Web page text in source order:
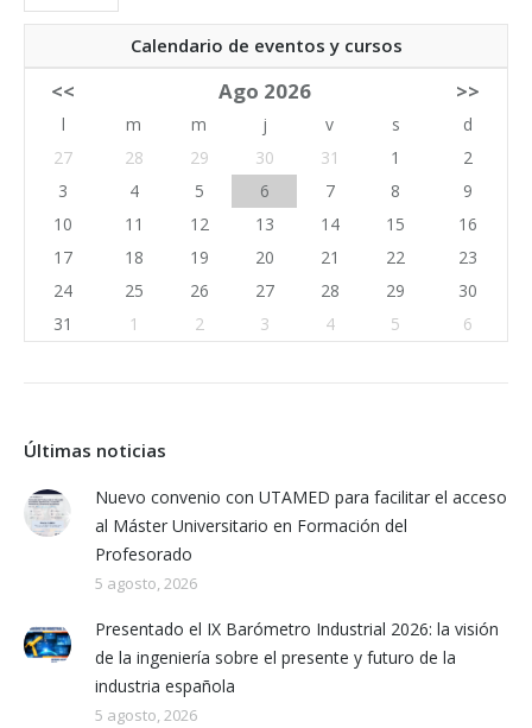
Calendario de eventos y cursos
<< Ago 2026 >>
l m m j v s
d
27
28 29 30 31 1
2
3
4 5 6 7 8
9
10
11 12 13 14 15
16
17
18 19 20 21 22
23
24
25 26 27 28 29
30
31
1 2 3 4 5 6
Últimas noticias
Nuevo convenio con UTAMED para facilitar el acceso
al Máster Universitario en Formación del
Profesorado
5 agosto, 2026
Presentado el IX Barómetro Industrial 2026: la visión
de la ingeniería sobre el presente y futuro de la
industria española
5 agosto, 2026